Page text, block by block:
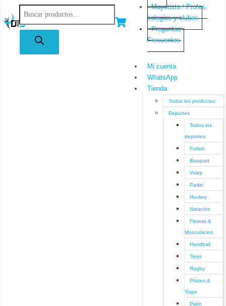
Mayorista / Profes,
colegios y clubes
Preguntas
Frecuentes
Mi cuenta
WhatsApp
Tienda
Todos los productos
Deportes
Todos los
deportes
Futbol
Basquet
Voley
Padel
Hockey
Natación
Fitness &
Musculacion
Handball
Tenis
Rugby
Pilates &
Yoga
Patin